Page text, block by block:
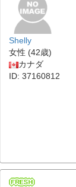
Shelly
女性 (42歳)
カナダ
ID: 37160812